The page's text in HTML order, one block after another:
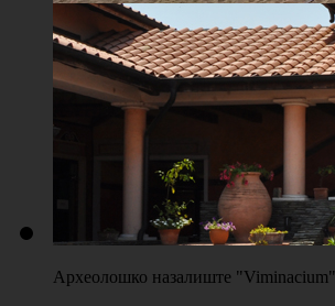
Плажа "Топољар" - Терени на песку
Археолошко назалиште "Viminacium"